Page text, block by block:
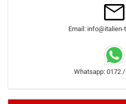
Email:
Whatsapp: 0172 /